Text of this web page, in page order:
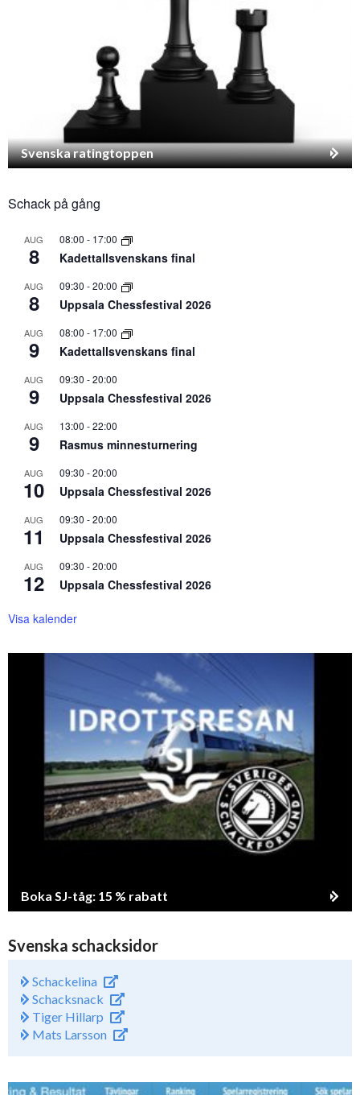
Svenska ratingtoppen
Schack på gång
AUG
8
08:00 - 17:00
Kadettallsvenskans final
AUG
8
09:30 -20:00
Uppsala Chessfestival 2026
AUG
9
08:00 - 17:00
Kadettallsvenskans final
AUG
9
09:30 -20:00
Uppsala Chessfestival 2026
AUG
9
13:00 -22:00
Rasmus minnesturnering
AUG
10
09:30 -20:00
Uppsala Chessfestival 2026
AUG
11
09:30 -20:00
Uppsala Chessfestival 2026
AUG
12
09:30 -20:00
Uppsala Chessfestival 2026
Visa kalender
Boka SJ-tåg: 15 % rabatt
Svenska schacksidor
Schackelina
Schacksnack
Tiger Hillarp
Mats Larsson